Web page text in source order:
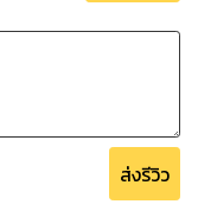
ส่งรีวิว